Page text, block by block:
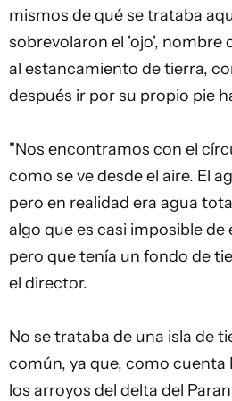
mismos de qué se trataba
sobrevolaron el 'ojo', nombre
al estancamiento de tierra,
después ir por su propio pie
"Nos encontramos con el
como se ve desde el aire. El
pero en realidad era agua
algo que es casi imposible
pero que tenía un fondo de
el director.
No se trataba de una isla de
común, ya que, como cuenta
los arroyos del delta del